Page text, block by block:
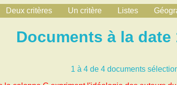
Deux critères Un critère Listes
Documents à la date
1 à 4 de 4 documents